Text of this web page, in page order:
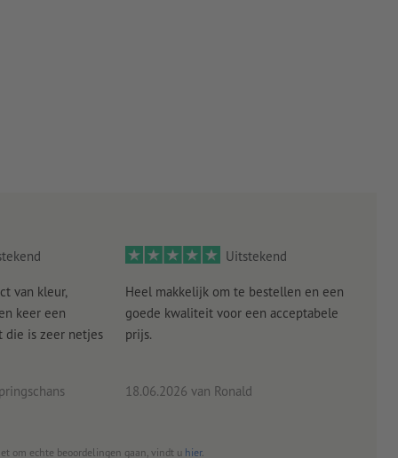
van kleur,
keer een
die is zeer netjes
Uitstekend
Heel makkelijk om te bestellen en een
goede kwaliteit voor een acceptabele
prijs.
18.06.2026 van Ronald
om echte beoordelingen gaan, vindt u hier.